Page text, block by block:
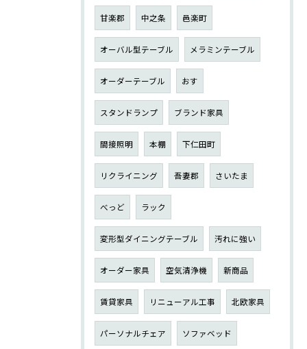
甘楽郡 中之条 邑楽町
オーバル型テーブル メラミンテーブル
オーダーテーブル おす
スタンドランプ ブランド家具
間接照明 本棚 下仁田町
リクライニング 吾妻郡 さいたま
べっど ラック
変形型ダイニングテーブル 汚れに強い
オーダー家具 空気清浄機 新商品
賃貸家具 リニューアル工事 北欧家具
パーソナルチェア ソファベッド